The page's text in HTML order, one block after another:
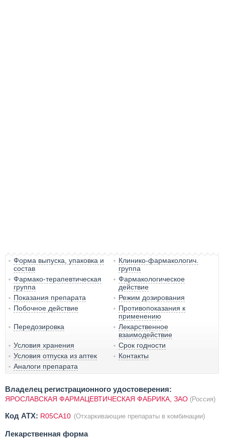
Форма выпуска, упаковка и
состав
Клинико-фармакологич.
группа
Фармако-терапевтическая
группа
Фармакологическое
действие
Показания препарата
Режим дозирования
Побочное действие
Противопоказания к
применению
Передозировка
Лекарственное
взаимодействие
Условия хранения
Срок годности
Условия отпуска из аптек
Контакты
Аналоги препарата
Владелец регистрационного удостоверения:
ЯРОСЛАВСКАЯ ФАРМАЦЕВТИЧЕСКАЯ ФАБРИКА, ЗАО (Россия)
Код ATX: R05CA10 (Отхаркивающие препараты в комбинации)
Лекарственная форма